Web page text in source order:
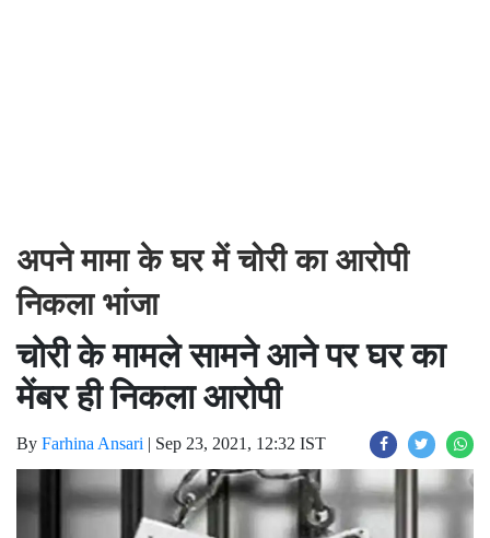
अपने मामा के घर में चोरी का आरोपी
निकला भांजा
चोरी के मामले सामने आने पर घर का
मेंबर ही निकला आरोपी
By Farhina Ansari | Sep 23, 2021, 12:32 IST